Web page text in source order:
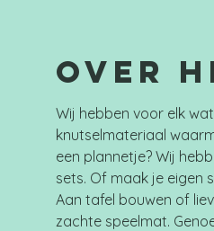
Over
Wij hebben voor elk
knutselmateriaal
een plannetje? Wij
sets. Of maak je eigen
Aan tafel bouwen of
zachte speelmat.